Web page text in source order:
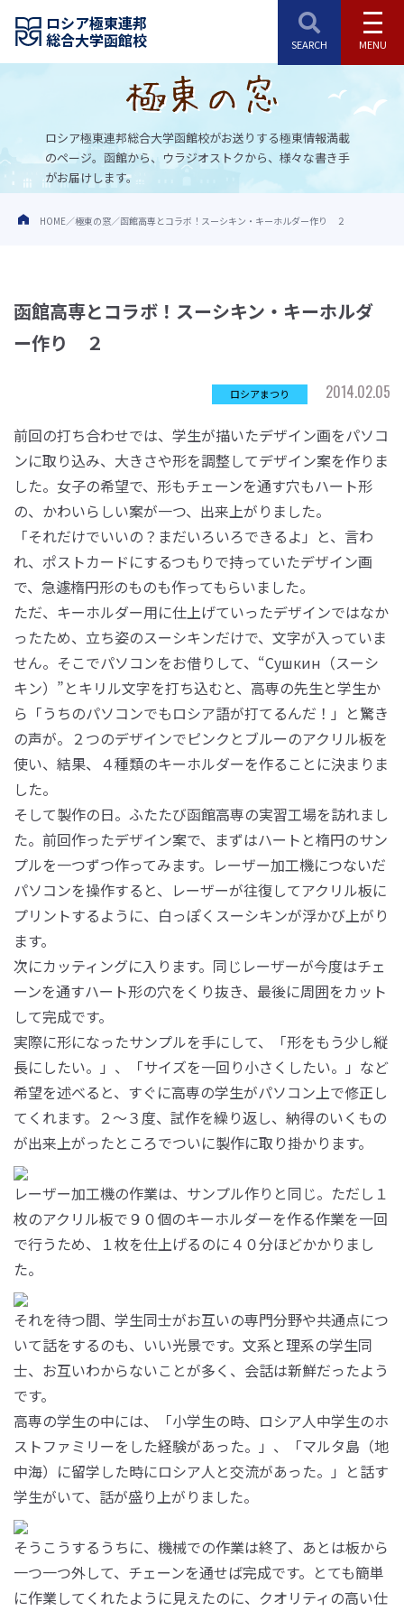
ロシア極東連邦
総合大学函館校
ロシア極東連邦総合大学函館校がお送りする極東情報満載
のページ。 函館から、ウラジオストクから、様々な書き手
がお届けします。
HOME 極東の窓 函館高専とコラボ！スーシキン・キーホルダー作り ２
函館高専とコラボ！スーシキン・キーホルダ
ー作り ２
ロシアまつり
2014.02.05
前回の打ち合わせでは、学生が描いたデザイン画をパソコ
ンに取り込み、大きさや形を調整してデザイン案を作りま
した。女子の希望で、形もチェーンを通す穴もハート形
の、かわいらしい案が一つ、出来上がりました。
「それだけでいいの？まだいろいろできるよ」と、言わ
れ、ポストカードにするつもりで持っていたデザイン画
で、急遽楕円形のものも作ってもらいました。
ただ、キーホルダー用に仕上げていったデザインではなか
ったため、立ち姿のスーシキンだけで、文字が入っていま
せん。そこでパソコンをお借りして、“Сушкин（スーシ
キン）”とキリル文字を打ち込むと、高専の先生と学生か
ら「うちのパソコンでもロシア語が打てるんだ！」と驚き
の声が。２つのデザインでピンクとブルーのアクリル板を
使い、結果、４種類のキーホルダーを作ることに決まりま
した。
そして製作の日。ふたたび函館高専の実習工場を訪れまし
た。前回作ったデザイン案で、まずはハートと楕円のサン
プルを一つずつ作ってみます。レーザー加工機につないだ
パソコンを操作すると、レーザーが往復してアクリル板に
プリントするように、白っぽくスーシキンが浮かび上がり
ます。
次にカッティングに入ります。同じレーザーが今度はチェ
ーンを通すハート形の穴をくり抜き、最後に周囲をカット
して完成です。
実際に形になったサンプルを手にして、「形をもう少し縦
長にしたい。」、「サイズを一回り小さくしたい。」など
希望を述べると、すぐに高専の学生がパソコン上で修正し
てくれます。２～３度、試作を繰り返し、納得のいくもの
が出来上がったところでついに製作に取り掛かります。
レーザー加工機の作業は、サンプル作りと同じ。ただし１
枚のアクリル板で９０個のキーホルダーを作る作業を一回
で行うため、１枚を仕上げるのに４０分ほどかかりまし
た。
それを待つ間、学生同士がお互いの専門分野や共通点につ
いて話をするのも、いい光景です。文系と理系の学生同
士、お互いわからないことが多く、会話は新鮮だったよう
です。
高専の学生の中には、「小学生の時、ロシア人中学生のホ
ストファミリーをした経験があった。」、「マルタ島（地
中海）に留学した時にロシア人と交流があった。」と話す
学生がいて、話が盛り上がりました。
そうこうするうちに、機械での作業は終了、あとは板から
一つ一つ外して、チェーンを通せば完成です。とても簡単
に作業してくれたように見えたのに、クオリティの高い仕